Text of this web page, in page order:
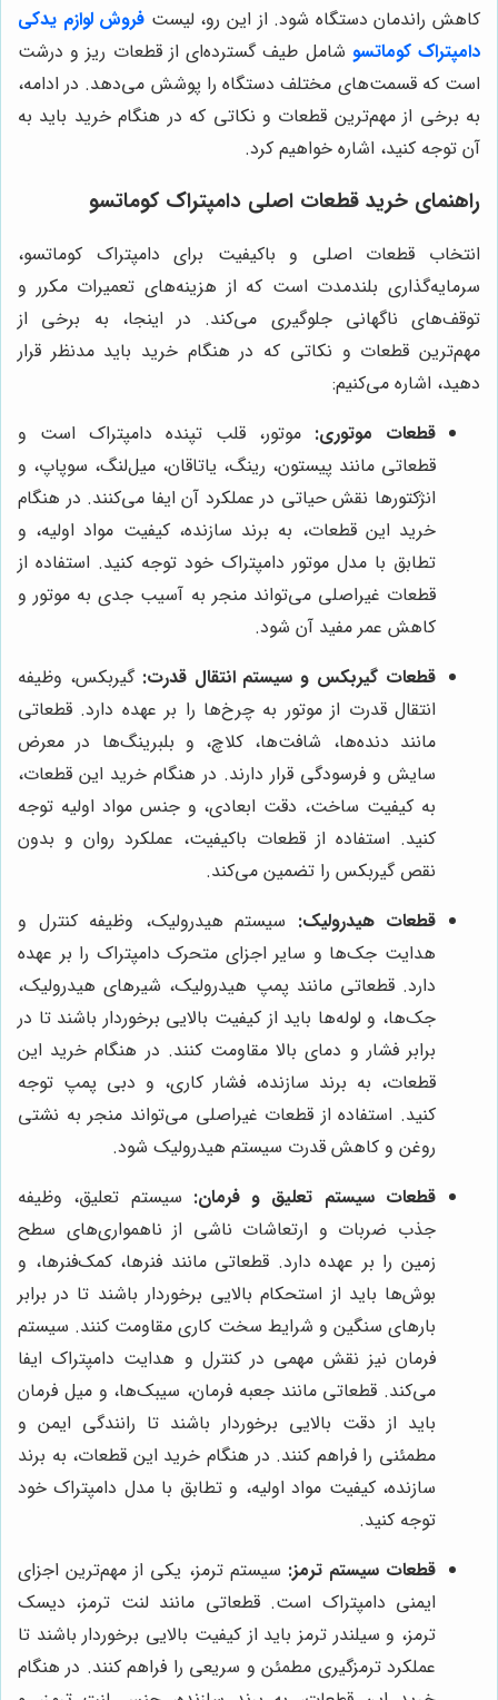
کاهش راندمان دستگاه شود. از این رو، لیست فروش لوازم یدکی
دامپتراک کوماتسو شامل طیف گسترده‌ای از قطعات ریز و درشت
است که قسمت‌های مختلف دستگاه را پوشش می‌دهد. در ادامه،
به برخی از مهم‌ترین قطعات و نکاتی که در هنگام خرید باید به
آن توجه کنید، اشاره خواهیم کرد.
راهنمای خرید قطعات اصلی دامپتراک کوماتسو
انتخاب قطعات اصلی و باکیفیت برای دامپتراک کوماتسو،
سرمایه‌گذاری بلندمدت است که از هزینه‌های تعمیرات مکرر و
توقف‌های ناگهانی جلوگیری می‌کند. در اینجا، به برخی از
مهم‌ترین قطعات و نکاتی که در هنگام خرید باید مدنظر قرار
دهید، اشاره می‌کنیم:
قطعات موتوری: موتور، قلب تپنده دامپتراک است و
قطعاتی مانند پیستون، رینگ، یاتاقان، میل‌لنگ، سوپاپ، و
انژکتورها نقش حیاتی در عملکرد آن ایفا می‌کنند. در هنگام
خرید این قطعات، به برند سازنده، کیفیت مواد اولیه، و
تطابق با مدل موتور دامپتراک خود توجه کنید. استفاده از
قطعات غیراصلی می‌تواند منجر به آسیب جدی به موتور و
کاهش عمر مفید آن شود.
قطعات گیربکس و سیستم انتقال قدرت: گیربکس، وظیفه
انتقال قدرت از موتور به چرخ‌ها را بر عهده دارد. قطعاتی
مانند دنده‌ها، شافت‌ها، کلاچ، و بلبرینگ‌ها در معرض
سایش و فرسودگی قرار دارند. در هنگام خرید این قطعات،
به کیفیت ساخت، دقت ابعادی، و جنس مواد اولیه توجه
کنید. استفاده از قطعات باکیفیت، عملکرد روان و بدون
نقص گیربکس را تضمین می‌کند.
قطعات هیدرولیک: سیستم هیدرولیک، وظیفه کنترل و
هدایت جک‌ها و سایر اجزای متحرک دامپتراک را بر عهده
دارد. قطعاتی مانند پمپ هیدرولیک، شیرهای هیدرولیک،
جک‌ها، و لوله‌ها باید از کیفیت بالایی برخوردار باشند تا در
برابر فشار و دمای بالا مقاومت کنند. در هنگام خرید این
قطعات، به برند سازنده، فشار کاری، و دبی پمپ توجه
کنید. استفاده از قطعات غیراصلی می‌تواند منجر به نشتی
روغن و کاهش قدرت سیستم هیدرولیک شود.
قطعات سیستم تعلیق و فرمان: سیستم تعلیق، وظیفه
جذب ضربات و ارتعاشات ناشی از ناهمواری‌های سطح
زمین را بر عهده دارد. قطعاتی مانند فنرها، کمک‌فنرها، و
بوش‌ها باید از استحکام بالایی برخوردار باشند تا در برابر
بارهای سنگین و شرایط سخت کاری مقاومت کنند. سیستم
فرمان نیز نقش مهمی در کنترل و هدایت دامپتراک ایفا
می‌کند. قطعاتی مانند جعبه فرمان، سیبک‌ها، و میل فرمان
باید از دقت بالایی برخوردار باشند تا رانندگی ایمن و
مطمئنی را فراهم کنند. در هنگام خرید این قطعات، به برند
سازنده، کیفیت مواد اولیه، و تطابق با مدل دامپتراک خود
توجه کنید.
قطعات سیستم ترمز: سیستم ترمز، یکی از مهم‌ترین اجزای
ایمنی دامپتراک است. قطعاتی مانند لنت ترمز، دیسک
ترمز، و سیلندر ترمز باید از کیفیت بالایی برخوردار باشند تا
عملکرد ترمزگیری مطمئن و سریعی را فراهم کنند. در هنگام